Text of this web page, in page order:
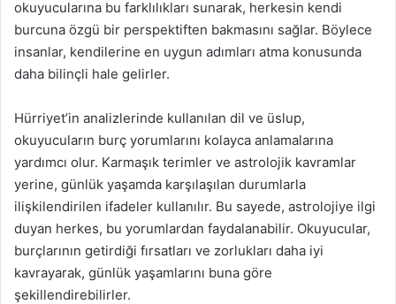
okuyucularına bu farklılıkları sunarak, herkesin kendi
burcuna özgü bir perspektiften bakmasını sağlar. Böylece
insanlar, kendilerine en uygun adımları atma konusunda
daha bilinçli hale gelirler.
Hürriyet’in analizlerinde kullanılan dil ve üslup,
okuyucuların burç yorumlarını kolayca anlamalarına
yardımcı olur. Karmaşık terimler ve astrolojik kavramlar
yerine, günlük yaşamda karşılaşılan durumlarla
ilişkilendirilen ifadeler kullanılır. Bu sayede, astrolojiye ilgi
duyan herkes, bu yorumlardan faydalanabilir. Okuyucular,
burçlarının getirdiği fırsatları ve zorlukları daha iyi
kavrayarak, günlük yaşamlarını buna göre
şekillendirebilirler.